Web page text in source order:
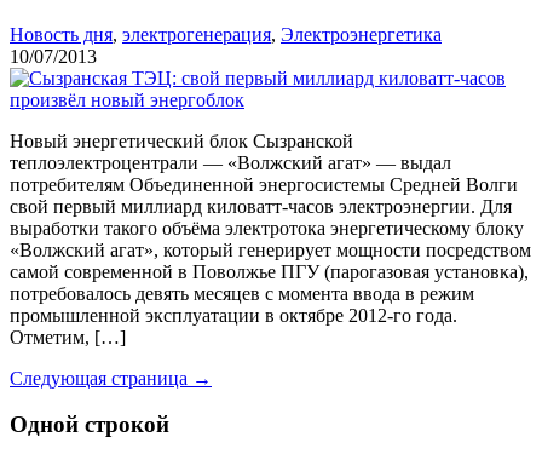
Новость дня, электрогенерация, Электроэнергетика
10/07/2013
Новый энергетический блок Сызранской
теплоэлектроцентрали — «Волжский агат» — выдал
потребителям Объединенной энергосистемы Средней Волги
свой первый миллиард киловатт-часов электроэнергии. Для
выработки такого объёма электротока энергетическому блоку
«Волжский агат», который генерирует мощности посредством
самой современной в Поволжье ПГУ (парогазовая установка),
потребовалось девять месяцев с момента ввода в режим
промышленной эксплуатации в октябре 2012-го года.
Отметим, […]
Следующая страница →
Одной строкой